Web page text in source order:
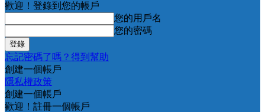
歡迎！登錄到您的帳戶
您的用戶名
您的密碼
忘記密碼了嗎？得到幫助
創建一個帳戶
隱私權政策
創建一個帳戶
歡迎！註冊一個帳戶